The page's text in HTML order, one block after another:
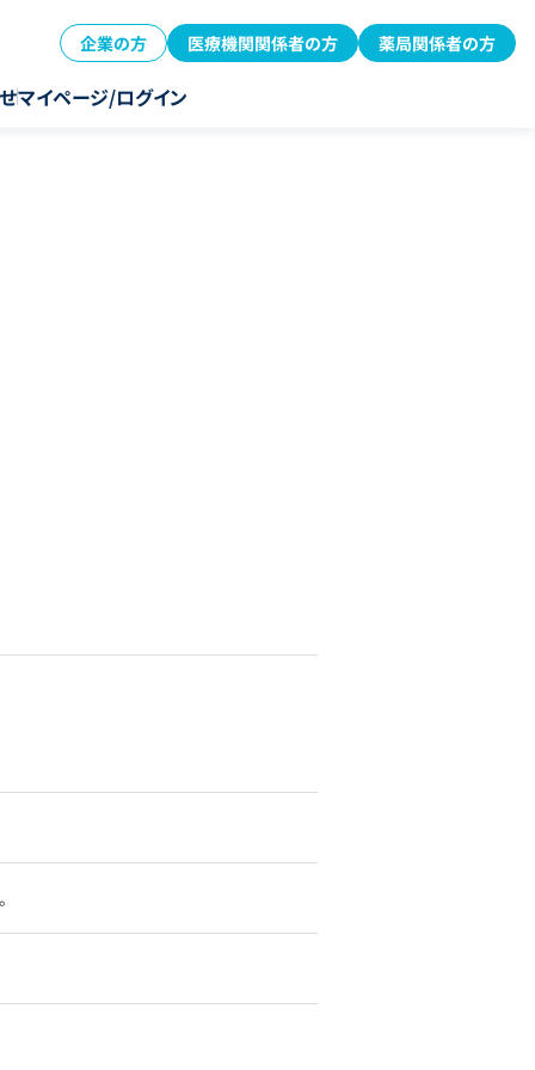
企業の方 医療機関関係者の方 薬局関係者の方
マイページ/ログイン